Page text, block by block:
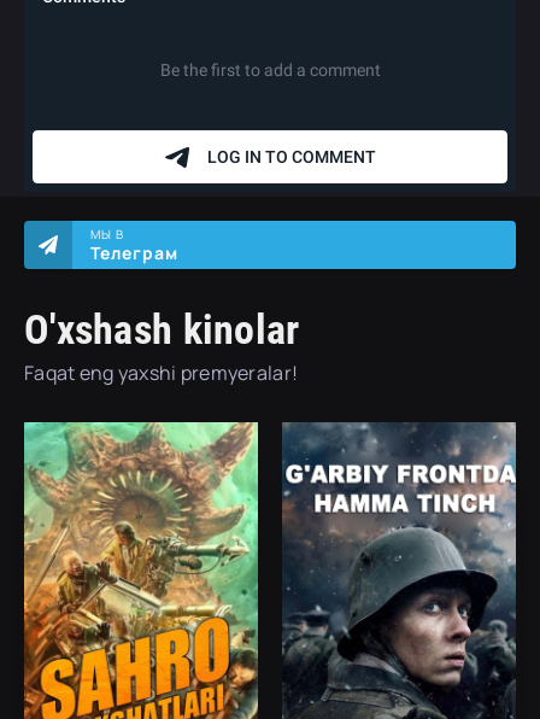
O'xshash kinolar
Faqat eng yaxshi premyeralar!
МЫ В
Телеграм